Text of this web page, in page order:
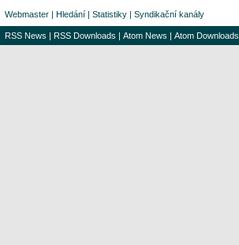
Webmaster | Hledání | Statistiky | Syndikační kanály
RSS News | RSS Downloads | Atom News | Atom Downloads